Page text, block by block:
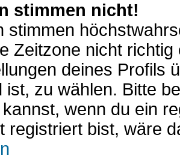
stimmen nicht!
stimmen
Zeitzone nicht
deines Profils
ist, zu wählen. Bitte
wenn du ein
registriert bist, wäre